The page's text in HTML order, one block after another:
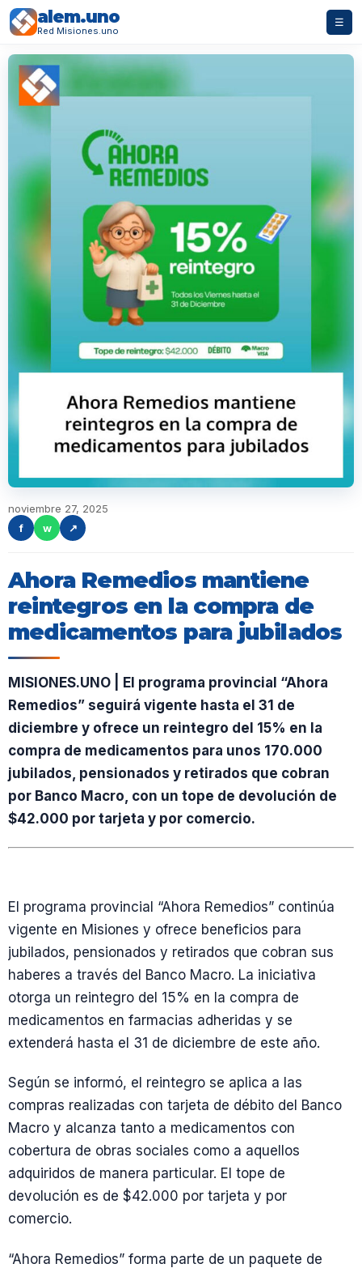
alem.uno
Red Misiones.uno
☰
noviembre 27, 2025
f
w ↗
Ahora Remedios mantiene
reintegros en la compra de
medicamentos para jubilados
MISIONES.UNO | El programa provincial “Ahora
Remedios” seguirá vigente hasta el 31 de
diciembre y ofrece un reintegro del 15% en la
compra de medicamentos para unos 170.000
jubilados, pensionados y retirados que cobran
por Banco Macro, con un tope de devolución de
$42.000 por tarjeta y por comercio.
El programa provincial “Ahora Remedios” continúa
vigente en Misiones y ofrece beneficios para
jubilados, pensionados y retirados que cobran sus
haberes a través del Banco Macro. La iniciativa
otorga un reintegro del 15% en la compra de
medicamentos en farmacias adheridas y se
extenderá hasta el 31 de diciembre de este año.
Según se informó, el reintegro se aplica a las
compras realizadas con tarjeta de débito del Banco
Macro y alcanza tanto a medicamentos con
cobertura de obras sociales como a aquellos
adquiridos de manera particular. El tope de
devolución es de $42.000 por tarjeta y por
comercio.
“Ahora Remedios” forma parte de un paquete de